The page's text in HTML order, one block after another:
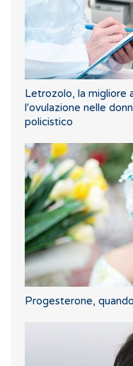
Letrozolo, la migliore
l'ovulazione nelle
policistico
Progesterone,